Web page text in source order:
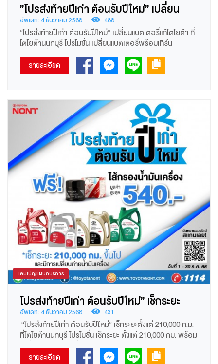
”โปรส่งท้ายปีเก่า ต้อนรับปีใหม่” เปลี่ยน
แบตเตอรี่แท้โตโยต้า ที่โตโยต้านนทบุรี
อัพเดท: 4 ธันวาคม 2568 488
”โปรส่งท้ายปีเก่า ต้อนรับปีใหม่” เปลี่ยนแบตเตอรี่แท้โตโยต้า ที่
โตโยต้านนทบุรี โปรโมชั่น เปลี่ยนแบตเตอรี่พร้อมเทิร์น
แบตเตอรี่ลูกเก่า ส่วนลดรวมเทิร์นแบตเก่า 10% ฟรีค่าแรง
เปลี่ยนแบตเตอรี่ รับประกัน 1 ปี ไม่จำกัดระยะทาง *หมายเหตุ
เฉพาะรุ่นที่กำหนด ผ่อน 0% นาน 6 เดือน กับ ธนาคารที่ร่วม
ธ.กรุงศรี, ธ.ทหารไทยธนชาติ, ธ.ยูโอบี) 1-30 ธ.ค.2568
รายละเอียด
แคมเปญแผนกบริการ
โปรส่งท้ายปีเก่า ต้อนรับปีใหม่” เช็กระยะ
ตั้งแต่ 210,000 ก.ม. ที่โตโยต้านนทบุรี
อัพเดท: 4 ธันวาคม 2568 431
“โปรส่งท้ายปีเก่า ต้อนรับปีใหม่” เช็กระยะตั้งแต่ 210,000 ก.ม.
ที่โตโยต้านนทบุรี โปรโมชั่น เช็กระยะ ตั้งแต่ 210,000 กม. พร้อม
เปลี่ยนถ่ายน้ำมันเครื่องของศูนย์บริการ ฟรี!ไส้กรองน้ำมัน
เครื่อง มูลค่า 197 - 540 บาท
รายละเอียด